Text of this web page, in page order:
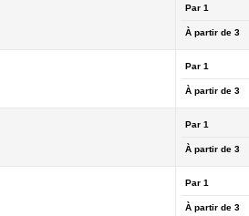
Par 1
À partir de 3
Par 1
À partir de 3
Par 1
À partir de 3
Par 1
À partir de 3